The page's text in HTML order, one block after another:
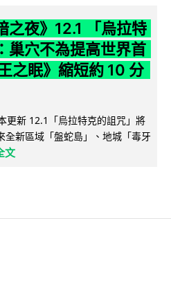
之夜》12.1 「烏拉特
巢穴不為提高世界首
之眠》縮短約 10 分
更新 12.1「烏拉特克的詛咒」將
全新區域「盤蛇島」、地城「毒牙
文